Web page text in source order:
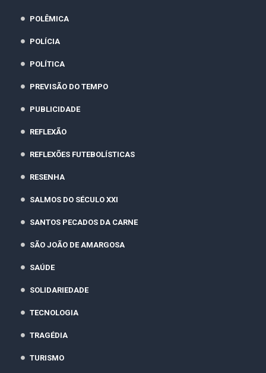
POLÊMICA
POLÍCIA
POLÍTICA
PREVISÃO DO TEMPO
PUBLICIDADE
REFLEXÃO
REFLEXÕES FUTEBOLÍSTICAS
RESENHA
SALMOS DO SÉCULO XXI
SANTOS PECADOS DA CARNE
SÃO JOÃO DE AMARGOSA
SAÚDE
SOLIDARIEDADE
TECNOLOGIA
TRAGÉDIA
TURISMO